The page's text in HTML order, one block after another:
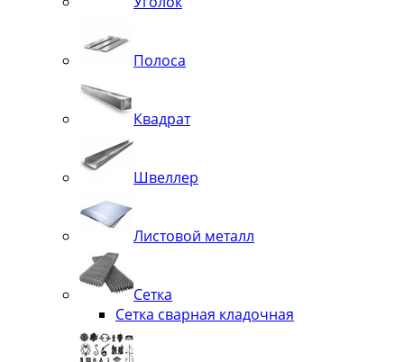
Полоса
Квадрат
Швеллер
Листовой металл
Сетка
Сетка сварная кладочная